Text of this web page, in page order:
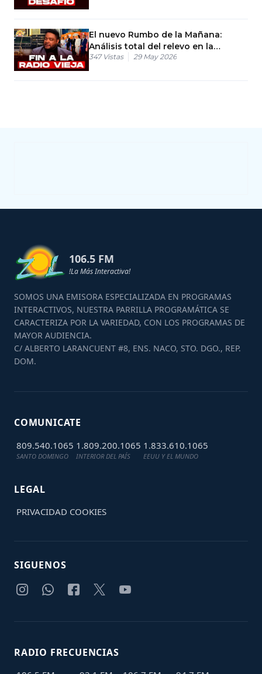
El nuevo Rumbo de la Mañana:
Análisis total del relevo en la
comunicación
347 Vistas 29 May 2026
106.5 FM
!La Más Interactiva!
SOMOS UNA EMISORA ESPECIALIZADA EN PROGRAMAS
INTERACTIVOS, NUESTRA PARRILLA PROGRAMÁTICA SE
CARACTERIZA POR LA VARIEDAD, CON LOS PROGRAMAS DE
MAYOR AUDIENCIA.
C/ ALBERTO LARANCUENT #8, ENS. NACO, STO. DGO., REP.
DOM.
COMUNICATE
809.540.1065
SANTO DOMINGO
1.809.200.1065
INTERIOR DEL PAÍS
1.833.610.1065
EEUU Y EL MUNDO
LEGAL
PRIVACIDAD COOKIES
SIGUENOS
RADIO FRECUENCIAS